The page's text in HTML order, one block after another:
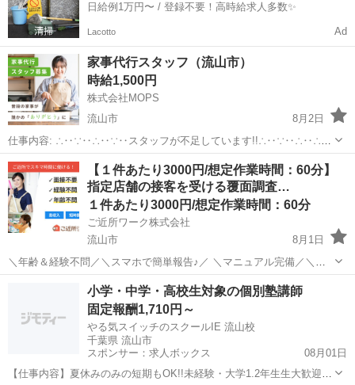
日給例1万円〜 / 登録不要！高時給求人多数✨
Lacotto Ad
家事代行スタッフ（流山市）
時給1,500円
株式会社MOPS
流山市
8月2日
仕事内容: ∴‥∵‥∴‥∵‥スタッフが不足しています!!∴‥∵‥∴‥∴‥
∵ 現在、お客様から多数のご依頼をいただいておりスタッフが不足し
ています 大手の家事代行で仕事が入らなくなったという方はぜひ！ カ
ジママ（ ht...
千葉 流山市 ホームヘルパー スタッフ
【１件あたり3000円/想定作業時間：60分】
指定店舗の接客を受ける覆面調査…
１件あたり3000円/想定作業時間：60分
ご近所ワーク株式会社
流山市
8月1日
＼年齢＆経験不問／＼スマホで簡単報告♪／ ＼マニュアル完備／＼ス
キマ時間のお小遣い稼ぎにぴったり／ ※業務委託なので履歴書不要で
舗へ訪問する覆面調査・報告...
その他 1件
小学・中学・高校生対象の個別塾講師
固定報酬1,710円～
やる気スイッチのスクールIE 流山校
千葉県 流山市
スポンサー：求人ボックス
08月01日
【仕事内容】夏休みのみの短期もOK!!未経験・大学1.2年生生大歓迎!<